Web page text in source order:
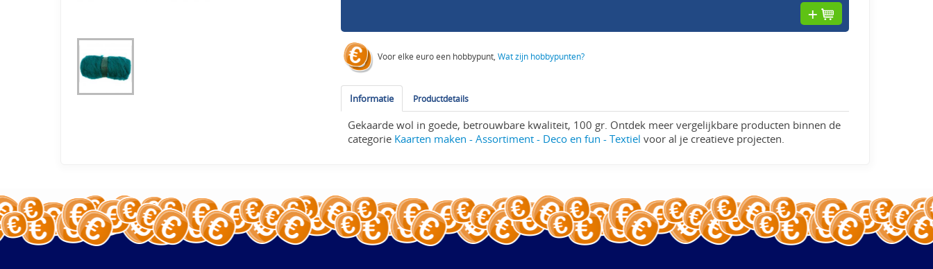
Voor elke euro een hobbypunt,Wat zijn hobbypunten?
Informatie Productdetails
Gekaarde wol in goede, betrouwbare kwaliteit, 100 gr. Ontdek meer vergelijkbare producten binnen de
categorie Kaarten maken - Assortiment - Deco en fun - Textiel voor al je creatieve projecten.